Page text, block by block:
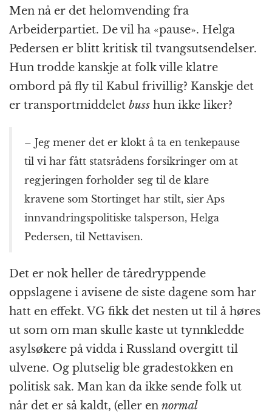
Men nå er det helomvending fra
Arbeiderpartiet. De vil ha «pause». Helga
Pedersen er blitt kritisk til tvangsutsendelser.
Hun trodde kanskje at folk ville klatre
ombord på fly til Kabul frivillig? Kanskje det
er transportmiddelet buss hun ikke liker?
– Jeg mener det er klokt å ta en tenkepause
til vi har fått statsrådens forsikringer om at
regjeringen forholder seg til de klare
kravene som Stortinget har stilt, sier Aps
innvandringspolitiske talsperson, Helga
Pedersen, til Nettavisen.
Det er nok heller de tåredryppende
oppslagene i avisene de siste dagene som har
hatt en effekt. VG fikk det nesten ut til å høres
ut som om man skulle kaste ut tynnkledde
asylsøkere på vidda i Russland overgitt til
ulvene. Og plutselig ble gradestokken en
politisk sak. Man kan da ikke sende folk ut
når det er så kaldt, (eller en normal